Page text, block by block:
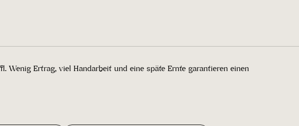
Wenig Ertrag, viel Handarbeit und eine späte Ernte garantieren einen